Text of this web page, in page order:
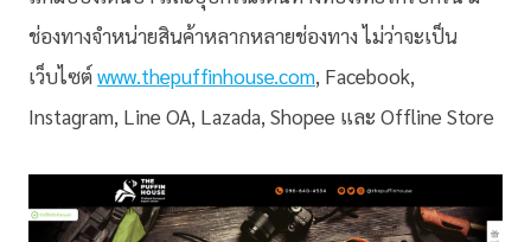
ช่องทางจำหน่ายสินค้าหลากหลายช่องทาง ไม่ว่าจะเป็น
เว็บไซต์ www.thepuffinhouse.com, Facebook,
Instagram, Line OA, Lazada, Shopee และ Offline Store